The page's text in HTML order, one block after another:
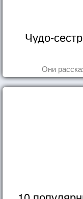
Чудо-
Они